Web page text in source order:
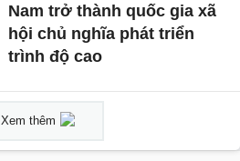
Nam trở thành quốc gia xã
hội chủ nghĩa phát triển
trình độ cao
Xem thêm